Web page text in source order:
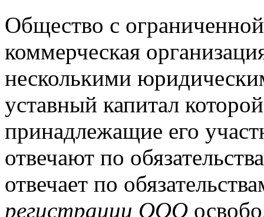
Общество с
коммерческая
несколькими
уставный капитал
принадлежащие его
отвечают по
отвечает по
регистрации ООО